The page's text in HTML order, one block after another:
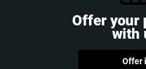
Offer your
with
Offer